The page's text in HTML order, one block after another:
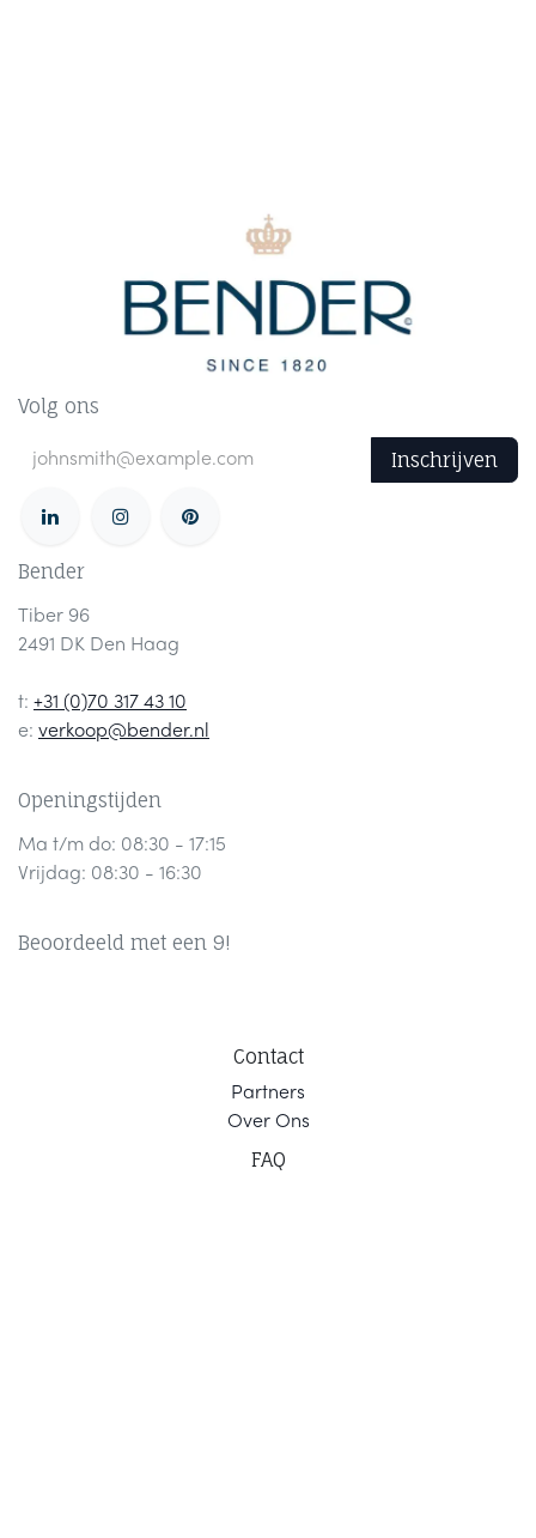
Volg ons
Inschrijven
Bender
Tiber 96
2491 DK Den Haag
t: +31 (0)70 317 43 10
e: verkoop@bender.nl
Openingstijden
Ma t/m do: 08:30 - 17:15
Vrijdag: 08:30 - 16:30
Beoordeeld met een 9!
Contact
Partners
Over Ons
FAQ